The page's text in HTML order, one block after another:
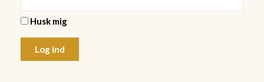
Husk mig
Log ind